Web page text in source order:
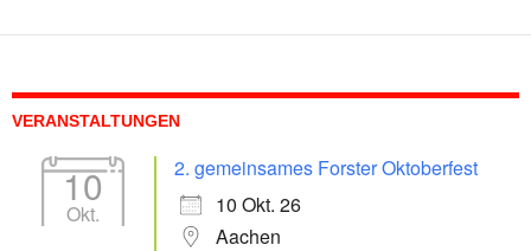
VERANSTALTUNGEN
10
Okt.
2. gemeinsames Forster Oktoberfest
10 Okt. 26
Aachen